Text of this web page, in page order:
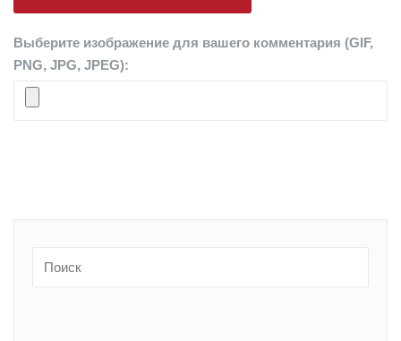
Выберите изображение для вашего комментария (GIF,
PNG, JPG, JPEG):